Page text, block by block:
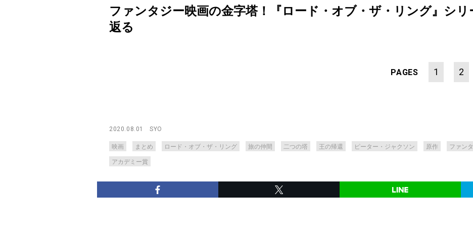
ファンタジー映画の金字塔！『ロード・オブ・ザ・リング』シリ
返る
PAGES 1 2
2020.08.01 SYO
映画 まとめ ロード・オブ・ザ・リング 旅の仲間 二つの塔 王の帰還 ピーター・ジャクソン 原作 ファン
アカデミー賞